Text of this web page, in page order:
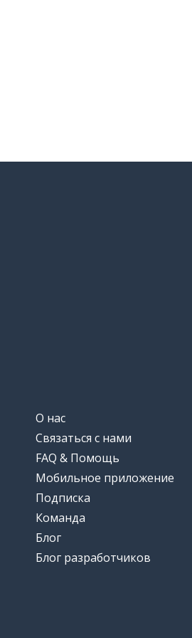
О нас
Связаться с нами
FAQ & Помощь
Мобильное приложение
Подписка
Команда
Блог
Блог разработчиков